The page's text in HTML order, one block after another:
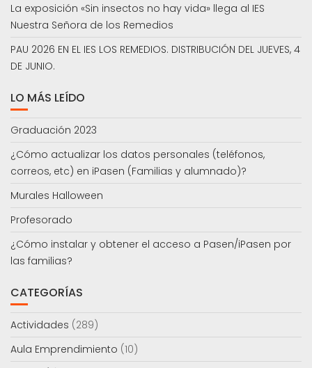
La exposición «Sin insectos no hay vida» llega al IES
Nuestra Señora de los Remedios
PAU 2026 EN EL IES LOS REMEDIOS. DISTRIBUCIÓN DEL JUEVES, 4
DE JUNIO.
LO MÁS LEÍDO
Graduación 2023
¿Cómo actualizar los datos personales (teléfonos,
correos, etc) en iPasen (Familias y alumnado)?
Murales Halloween
Profesorado
¿Cómo instalar y obtener el acceso a Pasen/iPasen por
las familias?
CATEGORÍAS
Actividades (289)
Aula Emprendimiento (10)